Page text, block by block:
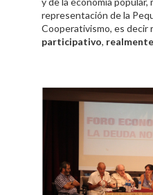
representación de la
Cooperativismo, es decir
participativo,